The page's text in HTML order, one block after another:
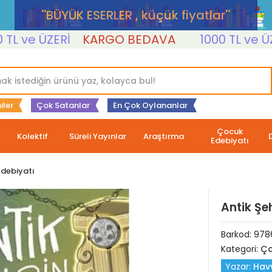
''BÜYÜK ESERLER , küçük fiyatlar''
ÜZERİ KARGO BEDAVA 1000 TL ve ÜZERİ
Çok Satanlar En Çok Oylananlar
Kolektif Süreli Yayınlar Araştırma Çocuk
Edebiyatı
Antik
Barkod:
Kategori:
Yazar: